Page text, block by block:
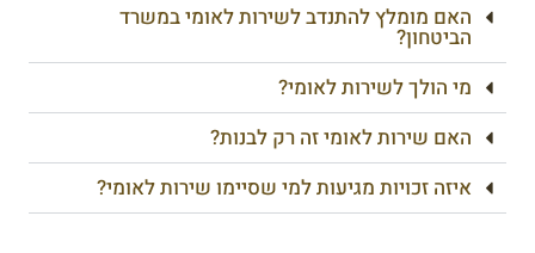
האם מומלץ להתנדב לשירות לאומי במשרד
הביטחון?
מי הולך לשירות לאומי?
האם שירות לאומי זה רק לבנות?
איזה זכויות מגיעות למי שסיימו שירות לאומי?